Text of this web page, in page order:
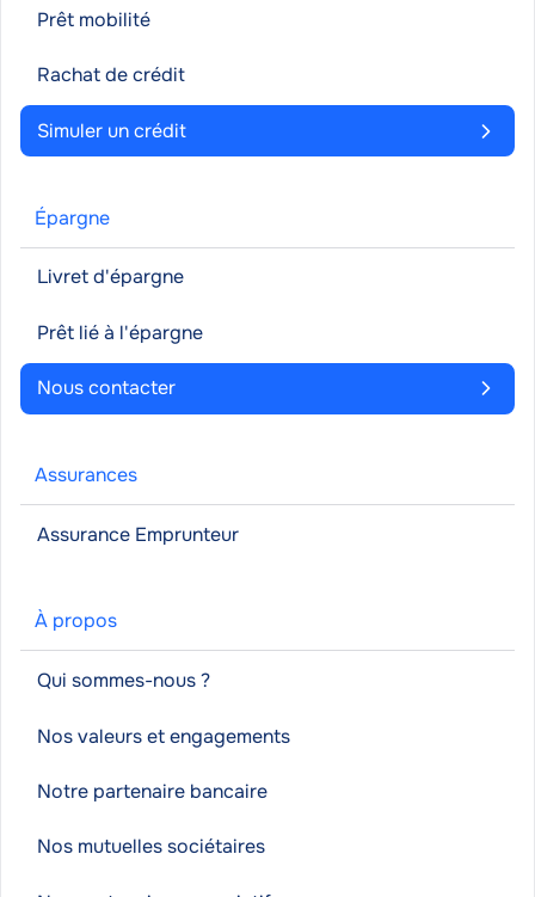
Prêt mobilité
Rachat de crédit
Simuler un crédit
Épargne
Livret d'épargne
Prêt lié à l'épargne
Nous contacter
Assurances
Assurance Emprunteur
À propos
Qui sommes-nous ?
Nos valeurs et engagements
Notre partenaire bancaire
Nos mutuelles sociétaires